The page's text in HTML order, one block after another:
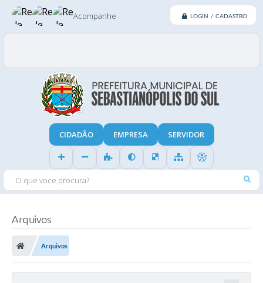
LOGIN / CADASTRO
O QUE VOCE PROCURA?
Acompanhe
CIDADÃO EMPRESA SERVIDOR
Arquivos
Arquivos